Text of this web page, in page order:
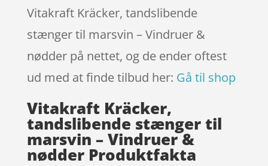
Vitakraft Kräcker, tandslibende
stænger til marsvin – Vindruer &
nødder på nettet, og de ender oftest
ud med at finde tilbud her: Gå til shop
Vitakraft Kräcker,
tandslibende stænger til
marsvin – Vindruer &
nødder Produktfakta